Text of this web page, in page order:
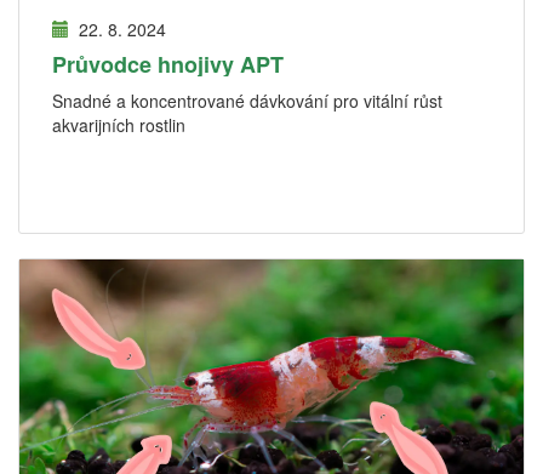
22. 8. 2024
Průvodce hnojivy APT
Snadné a koncentrované dávkování pro vitální růst
akvarijních rostlin